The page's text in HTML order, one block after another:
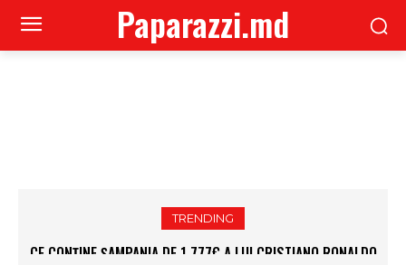
Paparazzi.md
TRENDING
CE CONȚINE ȘAMPANIA DE 1.777€ A LUI CRISTIANO RONALDO